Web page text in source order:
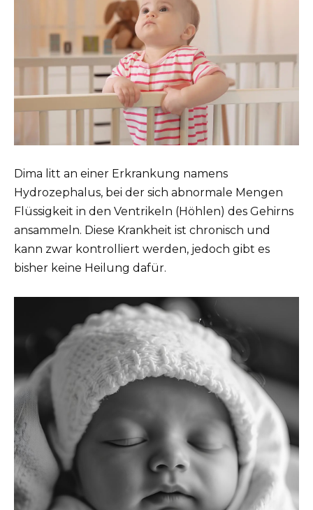
Dima litt an einer Erkrankung namens
Hydrozephalus, bei der sich abnormale Mengen
Flüssigkeit in den Ventrikeln (Höhlen) des Gehirns
ansammeln. Diese Krankheit ist chronisch und
kann zwar kontrolliert werden, jedoch gibt es
bisher keine Heilung dafür.